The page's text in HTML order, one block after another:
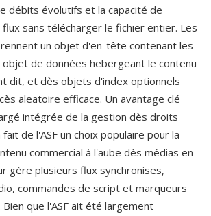
débits évolutifs et la capacité de
sans télécharger le fichier entier. Les
un objet d'en-tête contenant les
de données hebergeant le contenu
dit, et dès objets d'index optionnels
aleatoire efficace. Un avantage clé
intégrée de la gestion dès droits
de l'ASF un choix populaire pour la
commercial à l'aube dès médias en
gère plusieurs flux synchronises,
commandes de script et marqueurs
que l'ASF ait été largement